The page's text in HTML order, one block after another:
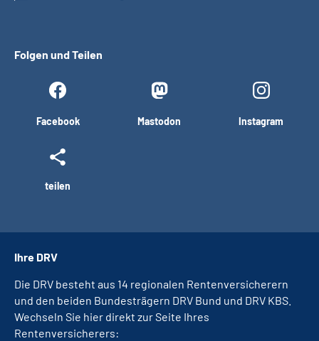
Folgen und Teilen
Facebook Mastodon Instagram
teilen
Ihre DRV
Die DRV besteht aus 14 regionalen Rentenversicherern
und den beiden Bundesträgern DRV Bund und DRV KBS.
Wechseln Sie hier direkt zur Seite Ihres
Rentenversicherers: